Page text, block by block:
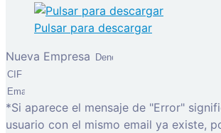
Pulsar para descargar
Nueva Empresa
*Si aparece el mensaje de "Error"
usuario con el mismo email ya existe,